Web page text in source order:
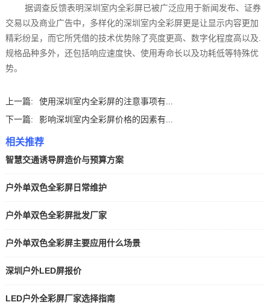
据调查反馈表明深圳室内全彩屏已被广泛应用于新闻发布、证券
交易以及商业广告中，多样化的深圳室内全彩屏更是让显示内容更加
精彩纷呈，而它所凭借的技术优势除了亮度更高、数字化程度高以及.
规格品种多外，还包括响应速度快、使用寿命长以及功耗低等特殊优
势。
上一篇:
使用深圳室内全彩屏的注意事项有...
下一篇:
影响深圳室内全彩屏价格的因素有...
相关推荐
智慧交通诱导屏造价与预算方案
户外单双色全彩屏日常维护
户外单双色全彩屏批发厂家
户外单双色全彩屏主要应用什么场景
深圳户外LED屏报价
LED户外全彩屏厂家选择指南